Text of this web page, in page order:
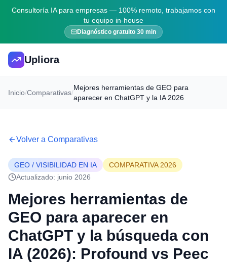
Consultoría IA para empresas — 100% remoto, trabajamos con
tu equipo in-house
Diagnóstico gratuito 30 min
Upliora
Inicio/Comparativas/
Mejores herramientas de GEO para
aparecer en ChatGPT y la IA 2026
Volver a Comparativas
GEO / VISIBILIDAD EN IA
COMPARATIVA 2026
Actualizado: junio 2026
Mejores herramientas de
GEO para aparecer en
ChatGPT y la búsqueda con
IA (2026): Profound vs Peec